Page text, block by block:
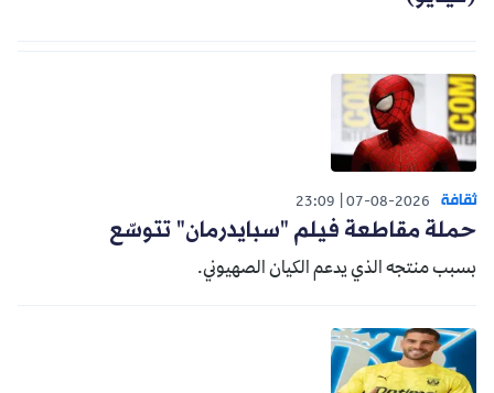
ثقافة 07-08-2026
23:09
حملة مقاطعة فيلم "سبايدرمان" تتوسّع
بسبب منتجه الذي يدعم الكيان الصهيوني.